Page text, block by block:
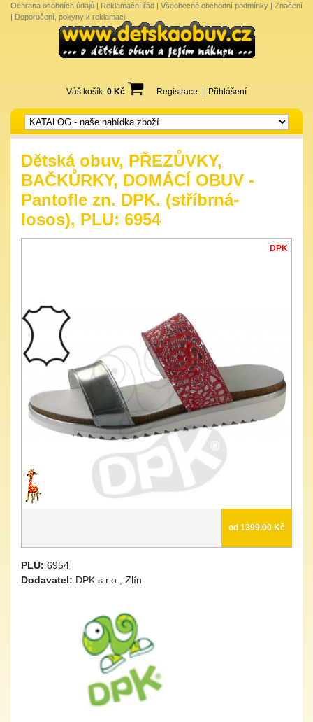
Ochrana osobních údajů | Reklamační řád | Všeobecné obchodní podmínky | Značení
| Doporučení, pokyny k reklamaci
Váš košík: 0 Kč Registrace Přihlášení
Dětská obuv, PŘEZŮVKY,
BAČKŮRKY, DOMÁCÍ OBUV -
Pantofle zn. DPK. (stříbrná-
losos), PLU: 6954
DPK
od 1399.00 Kč
PLU: 6954
Dodavatel: DPK s.r.o., Zlín